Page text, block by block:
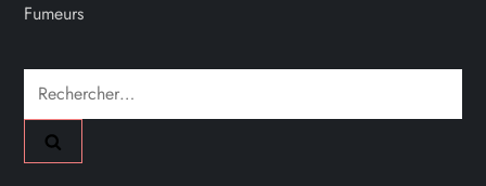
Fumeurs
Rechercher :